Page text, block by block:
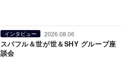
インタビュー 2026.08.06
スパフル＆世が世＆SHY グループ座
談会